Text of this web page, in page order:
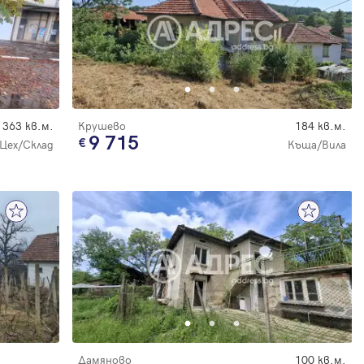
363 кв.м.
Цех/Склад
Крушево 184 кв.м.
9 715 Къща/Вила
Дамяново 100 кв.м.